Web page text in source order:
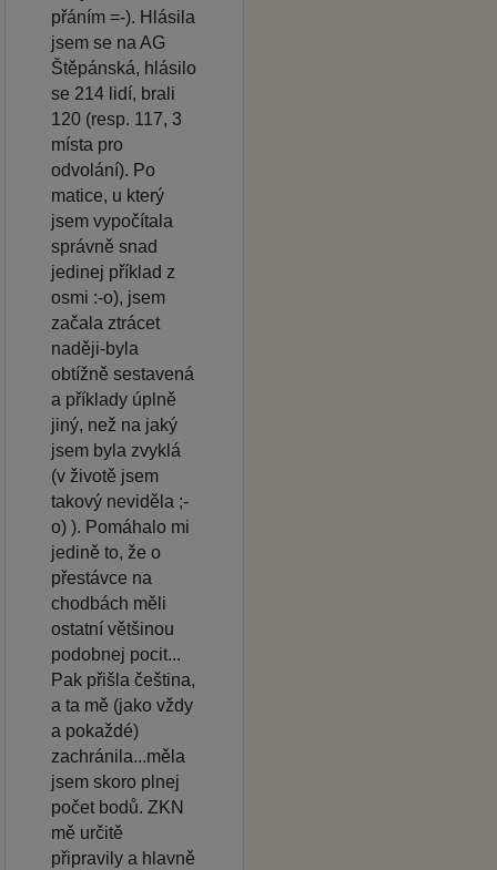
přáním =-). Hlásila
jsem se na AG
Štěpánská, hlásilo
se 214 lidí, brali
120 (resp. 117, 3
místa pro
odvolání). Po
matice, u který
jsem vypočítala
správně snad
jedinej příklad z
osmi :-o), jsem
začala ztrácet
naději-byla
obtížně sestavená
a příklady úplně
jiný, než na jaký
jsem byla zvyklá
(v životě jsem
takový neviděla ;-
o) ). Pomáhalo mi
jedině to, že o
přestávce na
chodbách měli
ostatní většinou
podobnej pocit...
Pak přišla čeština,
a ta mě (jako vždy
a pokaždé)
zachránila...měla
jsem skoro plnej
počet bodů. ZKN
mě určitě
připravily a hlavně